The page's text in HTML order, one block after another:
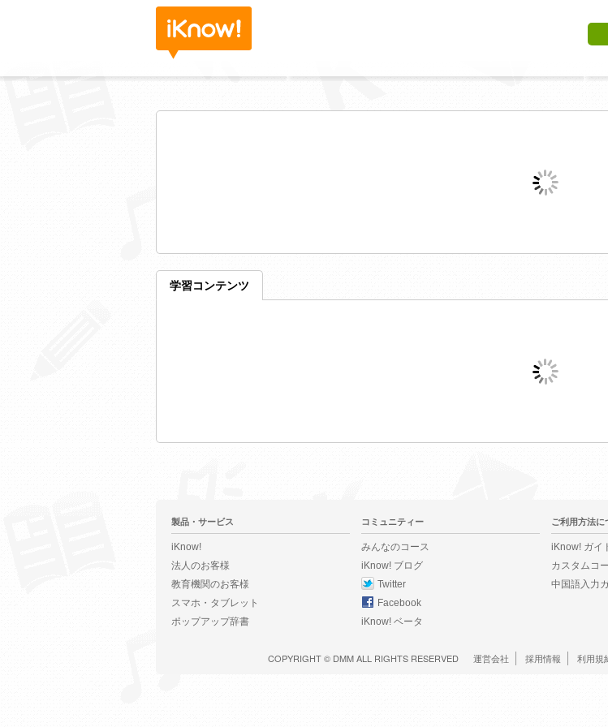
学習コンテンツ
製品・サービス
iKnow!
法人のお客様
教育機関のお客様
スマホ・タブレット
ポップアップ辞書
コミュニティー
みんなのコース
iKnow! ブログ
Twitter
Facebook
iKnow! ベータ
ご利用方法に
iKnow! ガイ
カスタムコ
中国語入力
COPYRIGHT © DMMALL RIGHTS RESERVED 運営会社 採用情報 利用規